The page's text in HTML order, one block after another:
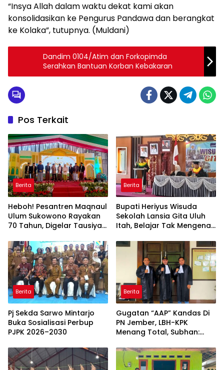
“Insya Allah dalam waktu dekat kami akan
konsolidasikan ke Pengurus Pandawa dan berangkat
ke Kolaka”, tutupnya. (Muldani)
Dandim 0104/Atim dan Forkopimda
Serahkan Bantuan Korban Kebakaran
Pos Terkait
Berita
Heboh! Pesantren Maqnaul
Ulum Sukowono Rayakan
70 Tahun, Digelar Tausiyah
Lirboyo
Berita
Bupati Heriyus Wisuda
Sekolah Lansia Gita Uluh
Itah, Belajar Tak Mengenal
Berita
Pj Sekda Sarwo Mintarjo
Buka Sosialisasi Perbup
PJPK 2026–2030
Berita
Gugatan “AAP” Kandas Di
PN Jember, LBH-KPK
Menang Total, Subhan: